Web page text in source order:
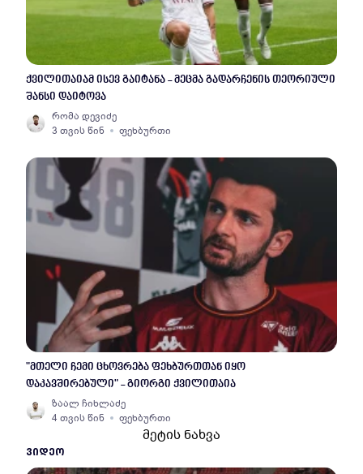
ქვილითაიამ ისევ გაიტანა - მეცმა გადარჩენის თეორიული
შანსი დაიტოვა
რომა დევიძე
3 თვის წინ
ფეხბურთი
"მთელი ჩემი ცხოვრება ფეხბურთთან იყო
დაკავშირებული" - გიორგი ქვილითაია
ზაალ ჩიხლაძე
4 თვის წინ
ფეხბურთი
მეტის ნახვა
ᲕᲘᲓᲔᲝ